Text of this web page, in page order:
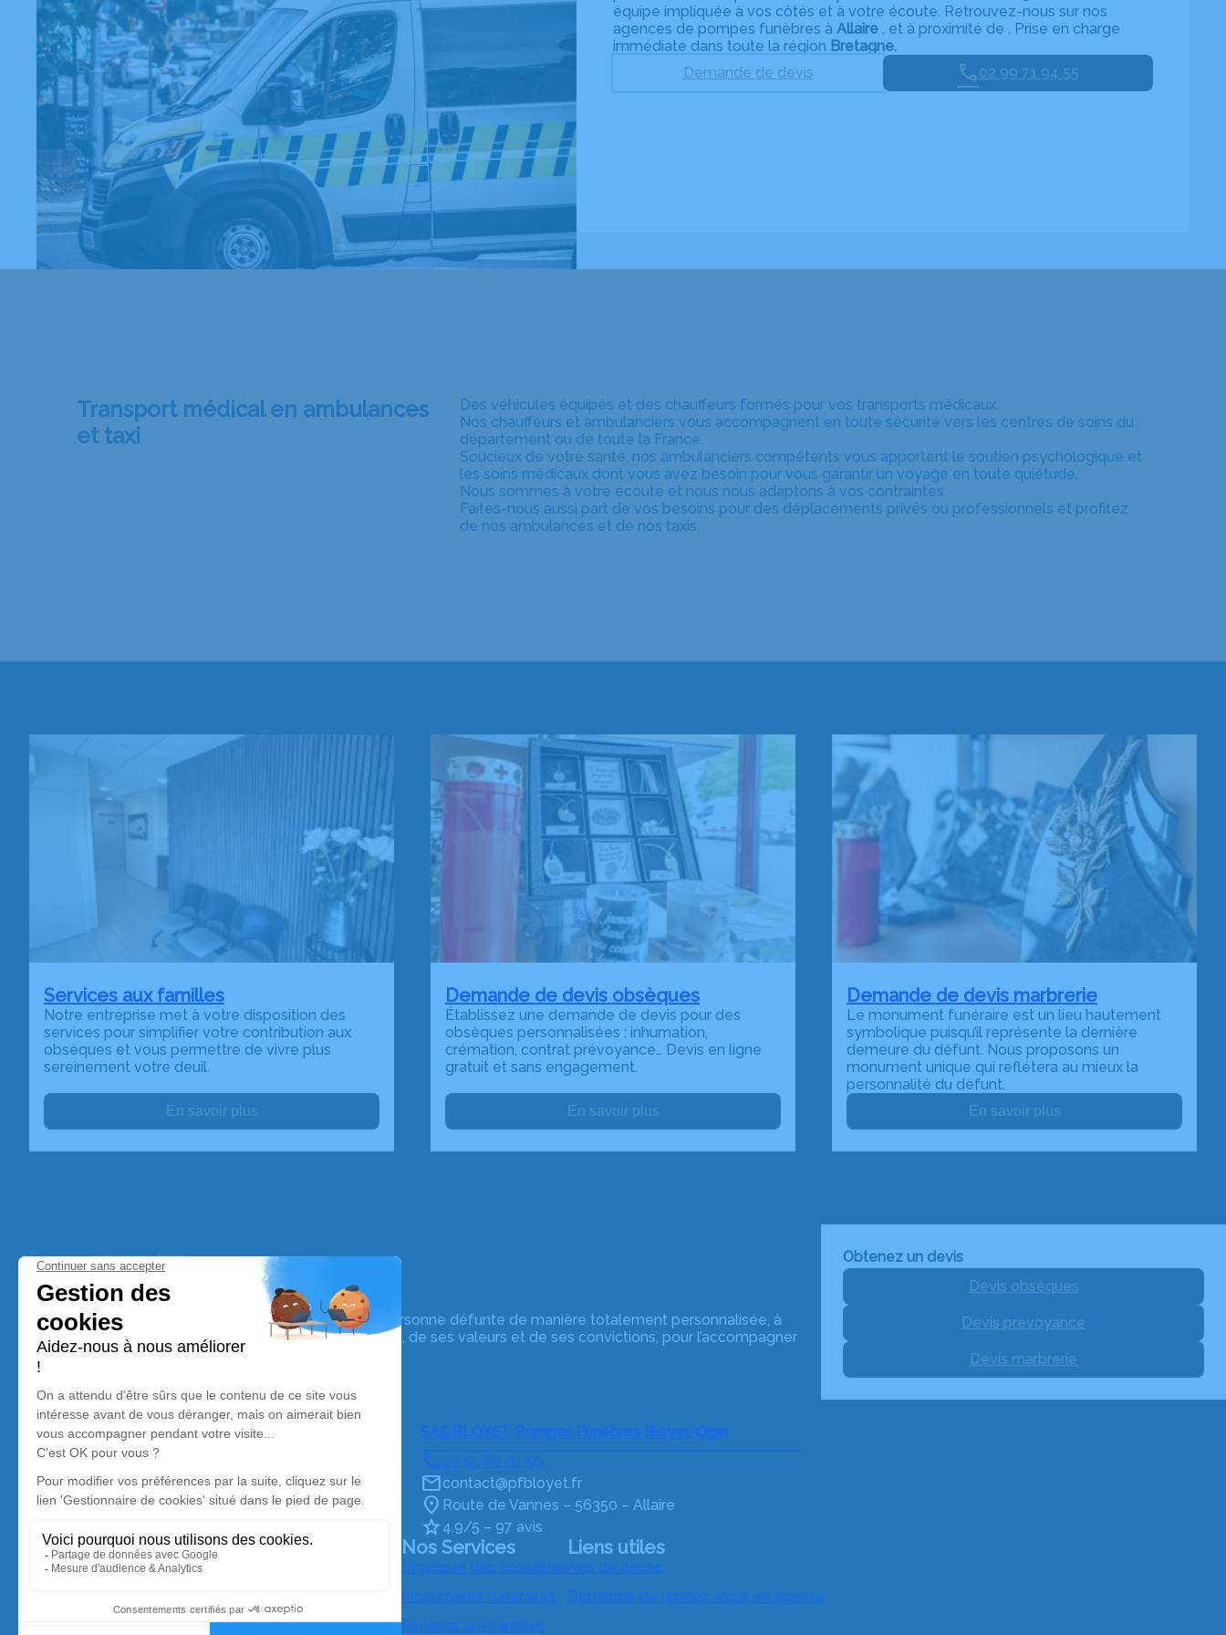
équipe impliquée à vos côtés et à votre écoute. Retrouvez-nous sur nos
agences de pompes funèbres à Allaire et à proximité de
. Prise en charge
immédiate dans toute la région Bretagne.
Demande de devis
02 99 71 94 55
Transport médical en ambulances
et taxi
Des véhicules équipés et des chauffeurs formés pour vos transports médicaux.
Nos chauffeurs et ambulanciers vous accompagnent en toute sécurité vers les centres de soins du
département ou de toute la France.
Soucieux de votre santé, nos ambulanciers compétents vous apportent le soutien psychologique et
les soins médicaux dont vous avez besoin pour vous garantir un voyage en toute quiétude.
Nous sommes à votre écoute et nous nous adaptons à vos contraintes.
Faites-nous aussi part de vos besoins pour des déplacements privés ou professionnels et profitez
de nos ambulances et de nos taxis.
Services aux familles
Notre entreprise met à votre disposition des
services pour simplifier votre contribution aux
obsèques et vous permettre de vivre plus
sereinement votre deuil.
En savoir plus
Demande de devis obsèques
Établissez une demande de devis pour des
obsèques personnalisées : inhumation,
crémation, contrat prévoyance… Devis en ligne
gratuit et sans engagement.
En savoir plus
Demande de devis marbrerie
Le monument funéraire est un lieu hautement
symbolique puisqu’il représente la dernière
demeure du défunt. Nous proposons un
monument unique qui reflétera au mieux la
personnalité du défunt.
En savoir plus
Pompes Funèbres Bloyet
Nos équipes vous aident à honorer la mémoire de la personne défunte de manière totalement personnalisée, à
perpétuer son souvenir dans le respect de ses volontés, de ses valeurs et de ses convictions, pour l’accompagner
avec dignité dans son dernier voyage.
Obtenez un devis
Devis obsèques
Devis prévoyance
Devis marbrerie
Nos agences
SAS Bloyet – Oger Pompes Funèbres
02 99 71 94 55
contact@pfbloyet.fr
31 les 4 vents – 35600 – Bains sur oust
SAS BLOYET Pompes Funèbres Bloyet-Oger
02 55 60 01 56
contact@pfbloyet.fr
Route de Vannes – 56350 – Allaire
4.9/5 – 97 avis
Nos Services
Organiser des obsèques
Monuments funéraires
Services aux familles
Liens utiles
Avis de décès
Demande de rendez-vous en agence